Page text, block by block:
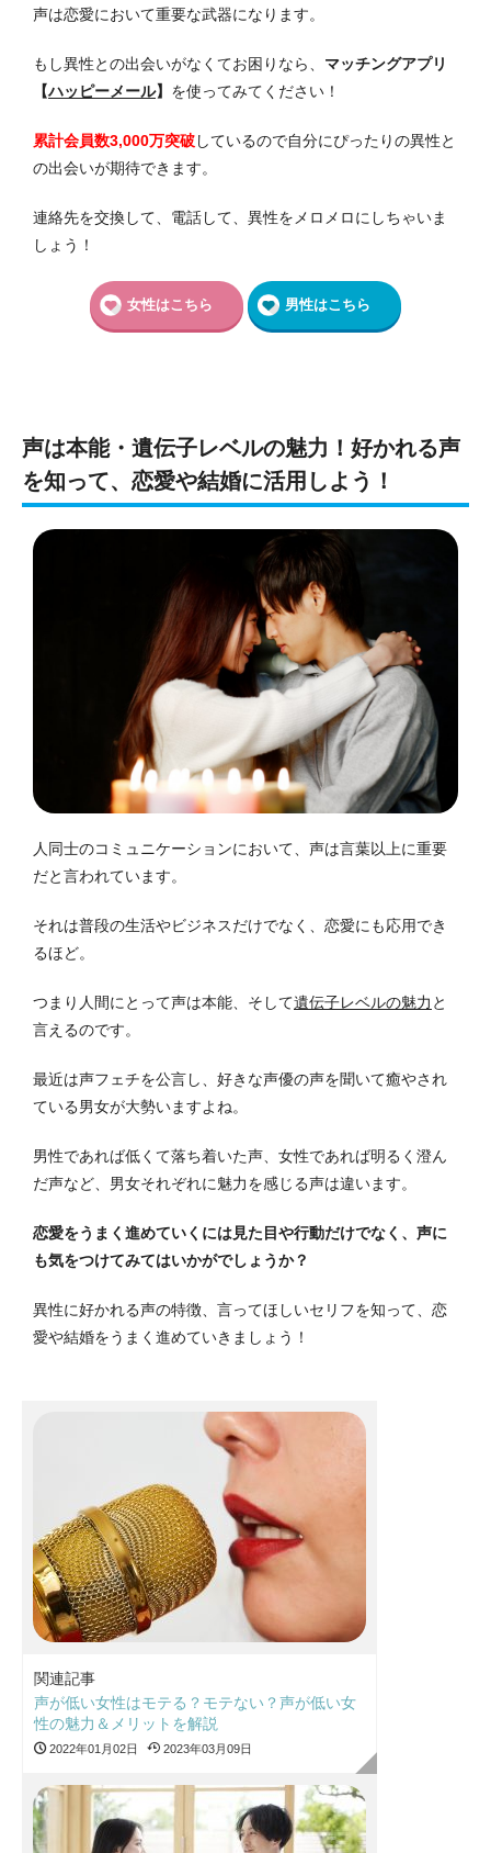
声は恋愛において重要な武器になります。
もし異性との出会いがなくてお困りなら、 マッチングアプリ
【ハッピーメール】 を使ってみてください！
累計会員数3,000万突破しているので自分にぴったりの異性と
の出会いが期待できます。
連絡先を交換して、電話して、異性をメロメロにしちゃいま
しょう！
女性はこちら 男性はこちら
声は本能・遺伝子レベルの魅力！好かれる声
を知って、恋愛や結婚に活用しよう！
人同士のコミュニケーションにおいて、声は言葉以上に重要
だと言われています。
それは普段の生活やビジネスだけでなく、恋愛にも応用でき
るほど。
つまり人間にとって声は本能、そして遺伝子レベルの魅力 と
言えるのです。
最近は声フェチを公言し、好きな声優の声を聞いて癒やされ
ている男女が大勢いますよね。
男性であれば低くて落ち着いた声、女性であれば明るく澄ん
だ声など、男女それぞれに魅力を感じる声は違います。
恋愛をうまく進めていくには見た目や行動だけでなく、声に
も気をつけてみてはいかがでしょうか？
異性に好かれる声の特徴、言ってほしいセリフを知って、恋
愛や結婚をうまく進めていきましょう！
関連記事
声が低い女性はモテる？モテない？声が低い女
性の魅力＆メリットを解説
2022年01月02日 2023年03月09日